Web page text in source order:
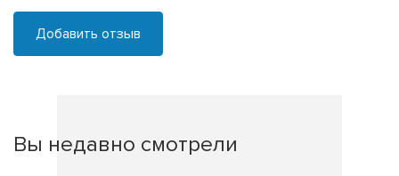
Добавить отзыв
Вы недавно смотрели